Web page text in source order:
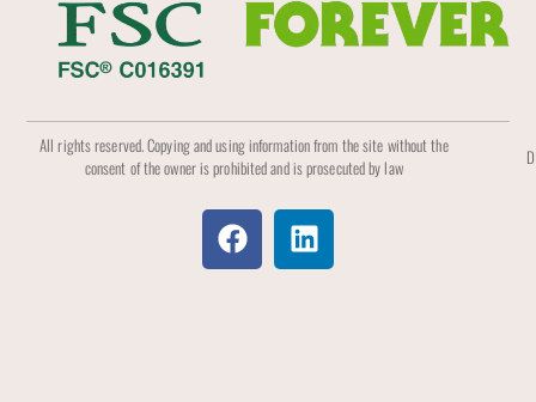
All rights reserved. Copying and using information from the site without the
consent of the owner is prohibited and is prosecuted by law